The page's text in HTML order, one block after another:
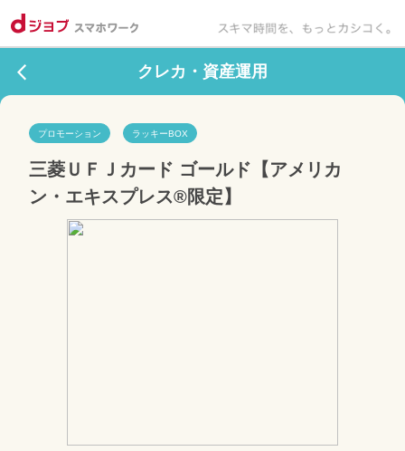
クレカ・資産運用
プロモーション ラッキーBOX
三菱ＵＦＪカード ゴールド【アメリカ
ン・エキスプレス®限定】